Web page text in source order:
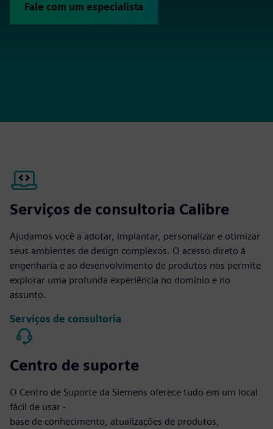
Fale com um especialista
Serviços de consultoria Calibre
Ajudamos você a adotar, implantar, personalizar e otimizar
seus ambientes de design complexos. O acesso direto à
engenharia e ao desenvolvimento de produtos nos permite
explorar uma profunda experiência no domínio e no
assunto.
Serviços de consultoria
Centro de suporte
O Centro de Suporte da Siemens oferece tudo em um local
fácil de usar -
base de conhecimento, atualizações de produtos,